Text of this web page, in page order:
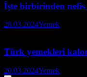
İşte birbirinden nefis
28.03.2024Yemek
Türk yemekleri
20.03.2024Yemek